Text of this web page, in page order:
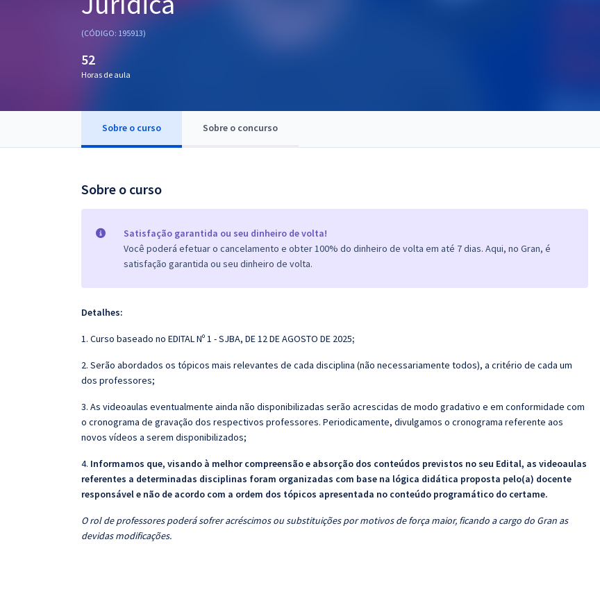
Questões grátis
(CÓDIGO: 195913)
52
Horas de aula
Sobre o curso Sobre o concurso
Sobre o curso
Satisfação garantida ou seu dinheiro de volta!
Você poderá efetuar o cancelamento e obter 100% do dinheiro de volta em até 7 dias. Aqui, no Gran, é
satisfação garantida ou seu dinheiro de volta.
Detalhes:
1. Curso baseado no EDITAL Nº 1 - SJBA, DE 12 DE AGOSTO DE 2025;
2. Serão abordados os tópicos mais relevantes de cada disciplina (não necessariamente todos), a critério de cada um
dos professores;
3. As videoaulas eventualmente ainda não disponibilizadas serão acrescidas de modo gradativo e em conformidade com
o cronograma de gravação dos respectivos professores. Periodicamente, divulgamos o cronograma referente aos
novos vídeos a serem disponibilizados;
4. Informamos que, visando à melhor compreensão e absorção dos conteúdos previstos no seu Edital, as videoaulas
referentes a determinadas disciplinas foram organizadas com base na lógica didática proposta pelo(a) docente
responsável e não de acordo com a ordem dos tópicos apresentada no conteúdo programático do certame.
O rol de professores poderá sofrer acréscimos ou substituições por motivos de força maior, ficando a cargo do Gran as
devidas modificações.